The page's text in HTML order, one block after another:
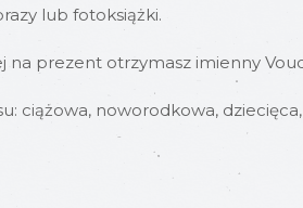
lub fotoksiążki.
prezent otrzymasz imienny
ciążowa, noworodkowa,